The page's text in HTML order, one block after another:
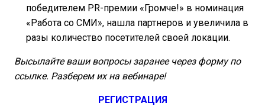
победителем PR-премии «Громче!» в номинация
«Работа со СМИ», нашла партнеров и увеличила в
разы количество посетителей своей локации.
Высылайте ваши вопросы заранее через форму по
ссылке. Разберем их на вебинаре!
РЕГИСТРАЦИЯ